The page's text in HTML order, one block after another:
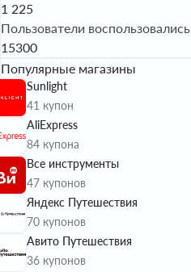
1 225
Пользователи воспользовались
15300
Популярные магазины
Sunlight
41 купон
AliExpress
84 купона
Все инструменты
47 купонов
Яндекс Путешествия
70 купонов
Авито Путешествия
36 купонов